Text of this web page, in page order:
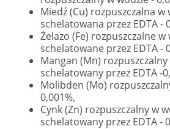
Miedź (Cu) rozpuszczalna w
schelatowana przez EDTA -
Żelazo (Fe) rozpuszczalne w
schelatowane przez EDTA -
Mangan (Mn) rozpuszczalny
schelatowany przez EDTA -
Molibden (Mo)
0,001%,
Cynk (Zn) rozpuszczalny w
schelatowany przez EDTA -